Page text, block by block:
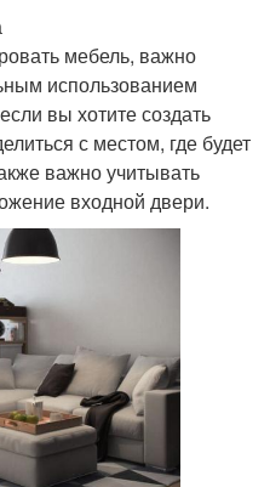
мебель, важно
использованием
вы хотите создать
с местом, где будет
важно учитывать
входной двери.